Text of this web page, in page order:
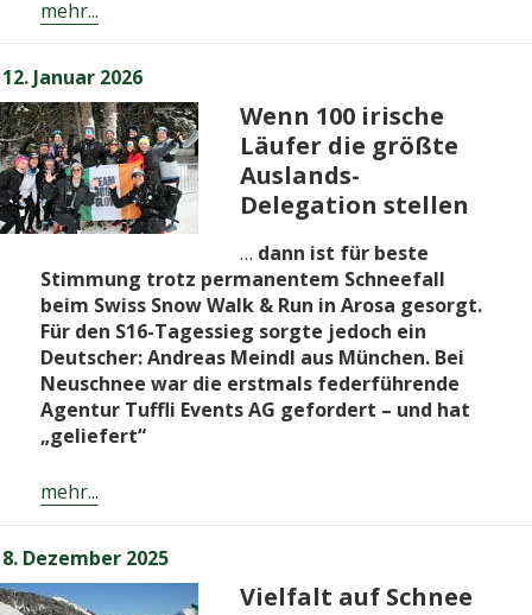
mehr...
Veröffentlicht
am
12. Januar 2026
Wenn 100 irische
Läufer die größte
Auslands-
Delegation stellen
… dann ist für beste
Stimmung trotz permanentem Schneefall
beim Swiss Snow Walk & Run in Arosa gesorgt.
Für den S16-Tagessieg sorgte jedoch ein
Deutscher: Andreas Meindl aus München. Bei
Neuschnee war die erstmals federführende
Agentur Tuffli Events AG gefordert – und hat
„geliefert“
mehr...
Veröffentlicht
am
8. Dezember 2025
Vielfalt auf Schnee